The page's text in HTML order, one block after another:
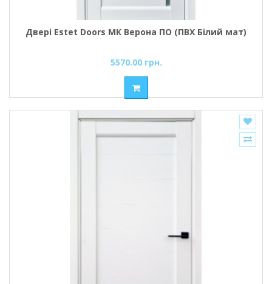
Двері Estet Doors МК Верона ПО (ПВХ Білий мат)
5570.00 грн.